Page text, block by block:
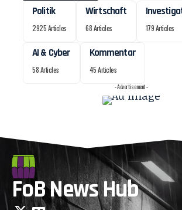
Politik
2925 Articles
Wirtschaft
68 Articles 179 Articles
AI & Cyber
58 Articles
Kommentar
45 Articles
- Advertisement -
FoB News Hub